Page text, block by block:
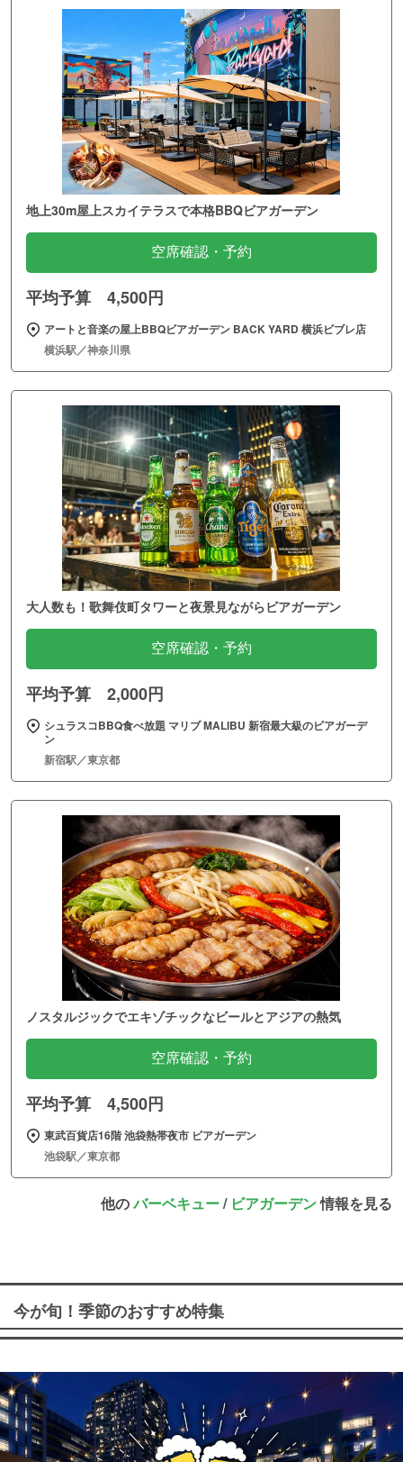
地上30m屋上スカイテラスで本格BBQビアガーデン
空席確認・予約
平均予算 4,500円
アートと音楽の屋上BBQビアガーデン BACK YARD 横浜ビブレ店
横浜駅／神奈川県
大人数も！歌舞伎町タワーと夜景見ながらビアガーデン
空席確認・予約
平均予算 2,000円
シュラスコBBQ食べ放題 マリブ MALIBU 新宿最大級のビアガーデ
ン
新宿駅／東京都
ノスタルジックでエキゾチックなビールとアジアの熱気
空席確認・予約
平均予算 4,500円
東武百貨店16階 池袋熱帯夜市 ビアガーデン
池袋駅／東京都
他のバーベキュー/ ビアガーデン情報を見る
今が旬！季節のおすすめ特集